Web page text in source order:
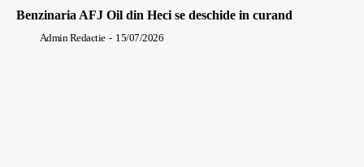
Benzinaria AFJ Oil din Heci se deschide in curand
Admin Redactie - 15/07/2026